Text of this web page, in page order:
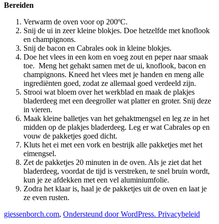
Bereiden
Verwarm de oven voor op 200ºC.
Snij de ui in zeer kleine blokjes. Doe hetzelfde met knoflook
en champignons.
Snij de bacon en Cabrales ook in kleine blokjes.
Doe het vlees in een kom en voeg zout en peper naar smaak
toe. Meng het gehakt samen met de ui, knoflook, bacon en
champignons. Kneed het vlees met je handen en meng alle
ingrediënten goed, zodat ze allemaal goed verdeeld zijn.
Strooi wat bloem over het werkblad en maak de plakjes
bladerdeeg met een deegroller wat platter en groter. Snij deze
in vieren.
Maak kleine balletjes van het gehaktmengsel en leg ze in het
midden op de plakjes bladerdeeg. Leg er wat Cabrales op en
vouw de pakketjes goed dicht.
Kluts het ei met een vork en bestrijk alle pakketjes met het
eimengsel.
Zet de pakketjes 20 minuten in de oven. Als je ziet dat het
bladerdeeg, voordat de tijd is verstreken, te snel bruin wordt,
kun je ze afdekken met een vel aluminiumfolie.
Zodra het klaar is, haal je de pakketjes uit de oven en laat je
ze even rusten.
giessenborch.com, Ondersteund door WordPress. Privacybeleid